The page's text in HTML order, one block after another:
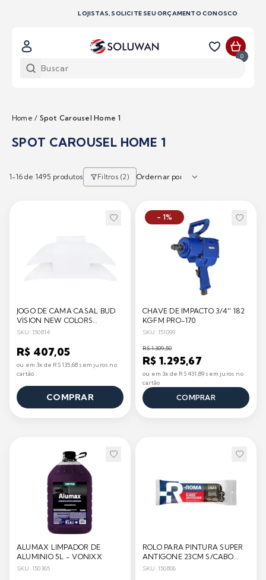
LOJISTAS, SOLICITE SEU ORÇAMENTO CONOSCO
0
Home / Spot Carousel Home 1
SPOT CAROUSEL HOME 1
1-16de 1495 produtos Filtros (2)
JOGO DE CAMA CASAL BUD
VISION NEW COLORS
BUDDEMEYER
SKU: 150814
R$ 407,05
ou em 3x de R$ 135,68 sem juros no
cartão
COMPRAR
- 1%
CHAVE DE IMPACTO 3/4'' 182
KGFM PRO-170
SKU: 151099
R$ 1.309,50
R$ 1.295,67
ou em 3x de R$ 431,89 sem juros no
cartão
COMPRAR
ALUMAX LIMPADOR DE
ALUMINIO 5L - VONIXX
SKU: 150365
ROLO PARA PINTURA SUPER
ANTIGONE 23CM S/CABO
ROMA
SKU: 150806